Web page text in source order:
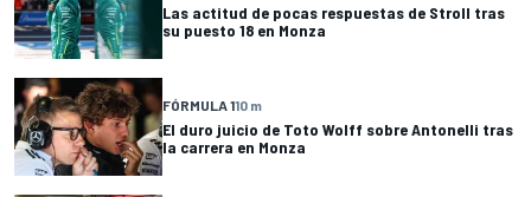
Las actitud de pocas respuestas de Stroll tras
su puesto 18 en Monza
FÓRMULA 110 m
El duro juicio de Toto Wolff sobre Antonelli tras
la carrera en Monza